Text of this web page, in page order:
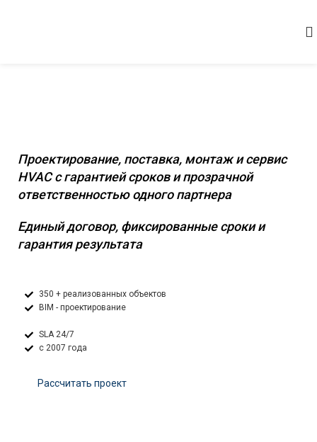
Проектирование, поставка, монтаж и сервис
HVAC с гарантией сроков и прозрачной
ответственностью одного партнера
Единый договор, фиксированные сроки и
гарантия результата
350 + реализованных объектов
BIM - проектирование
SLA 24/7
с 2007 года
Расcчитать проект